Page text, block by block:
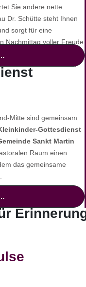
Sie andere nette
Dr. Schütte steht Ihnen
sorgt für eine
Nachmittag voller Freude
sich an alle, die den
möchten. Wir freuen
schönen Nachmittag!
Mitte sind gemeinsam
Gottesdienst
Sankt Martin
Raum einen
das gemeinsame
kleiner Kinder
und
Spielplatz
Weg bei gutem Wetter
Martin